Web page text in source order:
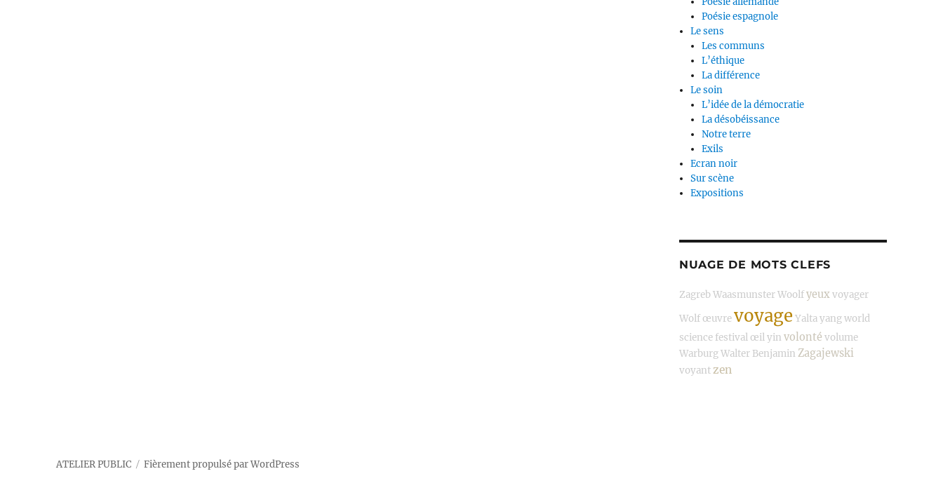
Poésie espagnole
Le sens
Les communs
L’éthique
La différence
Le soin
L’idée de la démocratie
La désobéissance
Notre terre
Exils
Ecran noir
Sur scène
Expositions
NUAGE DE MOTS CLEFS
ZagrebWaasmunsterWoolfyeuxvoyager
Wolf œuvrevoyage Yaltayangworld
science festival œilyin volonté volume
WarburgWalter Benjamin Zagajewski
voyantzen
ATELIER PUBLIC Fièrement propulsé par WordPress